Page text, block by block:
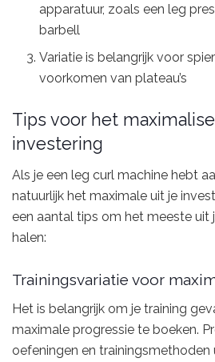
apparatuur, zoals een leg
barbell
Variatie is belangrijk voor
voorkomen van plateau’s
Tips voor het
investering
Als je een leg curl machine hebt
natuurlijk het maximale uit je
een aantal tips om het meeste uit
halen:
Trainingsvariatie voor
Het is belangrijk om je training
maximale progressie te boeken.
oefeningen en trainingsmethoden